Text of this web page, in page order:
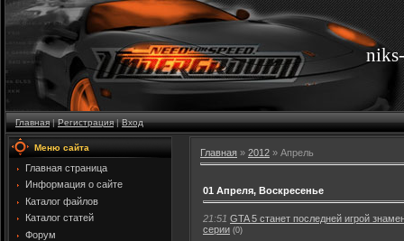
Главная|Регистрация|Вход
Меню сайта
Главная страница
Информация о сайте
Каталог файлов
Каталог статей
Форум
Главная » 2012 » Апрель
01 Апреля, Воскресенье
21:51 GTA 5 станет последней игрой
серии (0)